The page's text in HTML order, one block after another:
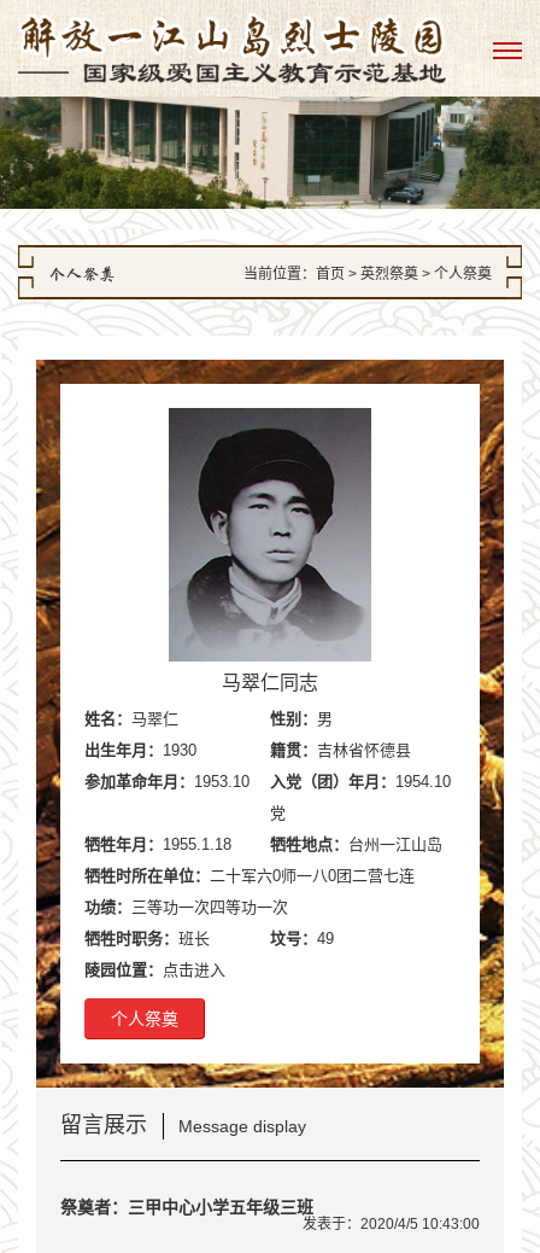
个人祭奠 当前位置： 首页 > 英烈祭奠 > 个人祭奠
马翠仁同志
姓名： 马翠仁 性别： 男
出生年月： 1930 籍贯： 吉林省怀德县
参加革命年月： 1953.10 入党（团）年月： 1954.10
党
牺牲年月： 1955.1.18 牺牲地点： 台州一江山岛
牺牲时所在单位： 二十军六0师一八0团二营七连
功绩： 三等功一次四等功一次
牺牲时职务： 班长 坟号： 49
陵园位置：
点击进入
个人祭奠
留言展示 Message display
祭奠者：三甲中心小学五年级三班
发表于：2020/4/5 10:43:00